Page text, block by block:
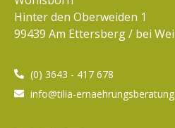
Hinter den Oberweiden 1
99439 Am Ettersberg / bei
(0) 3643 - 417 678
info@tilia-